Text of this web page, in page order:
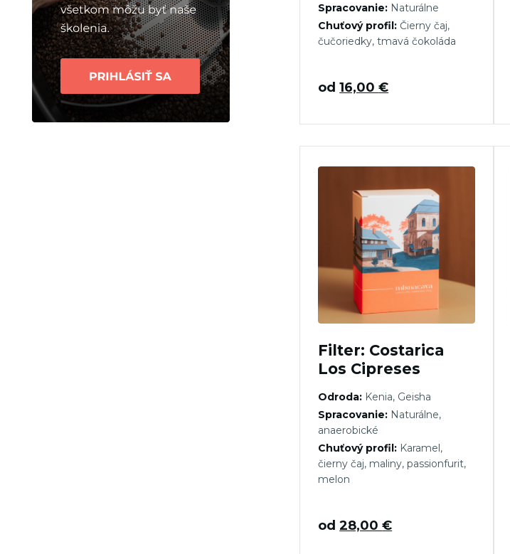
Spracovanie: Naturálne
Chuťový profil: Čierny čaj,
čučoriedky, tmavá čokoláda
od16,00€
Filter: Costarica
Los Cipreses
Odroda: Kenia, Geisha
Spracovanie: Naturálne,
anaerobické
Chuťový profil: Karamel,
čierny čaj, maliny, passionfurit,
melon
od28,00€